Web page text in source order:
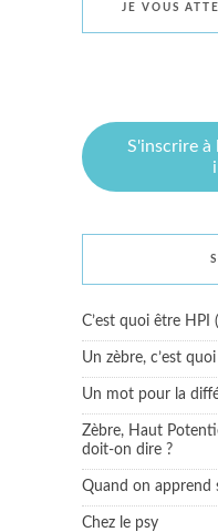
JE VOUS
S'inscrire à
C’est quoi être
Un zèbre, c’est
Un mot pour la
Zèbre, Haut
doit-on dire ?
Quand on apprend
Chez le psy